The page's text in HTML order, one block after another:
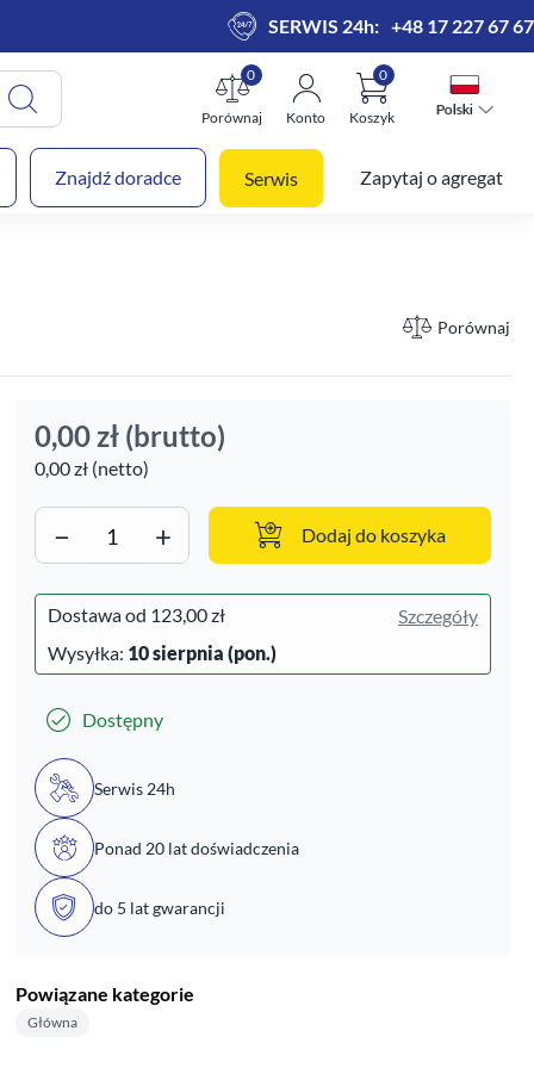
SERWIS 24h: +48 17 227 67 67
Porównaj
0
Konto Koszyk
0
Polski
Polski
Znajdź doradce Serwis Zapytaj o agregat
Porównaj
0,00 zł (brutto)
0,00 zł (netto)
− + Dodaj do koszyka
Dostawa od 123,00 zł
Szczegóły
Wysyłka: 10 sierpnia (pon.)
Dostępny
Serwis 24h
Ponad 20 lat doświadczenia
do 5 lat gwarancji
Powiązane kategorie
Główna